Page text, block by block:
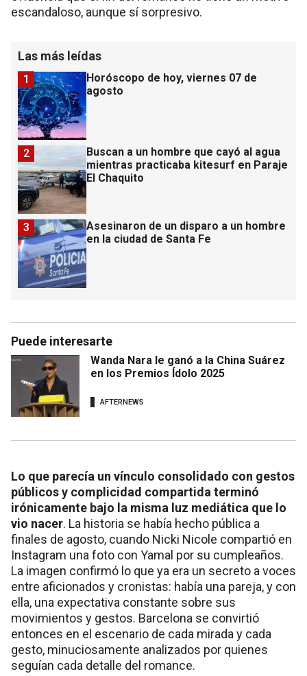
escandaloso, aunque sí sorpresivo.
Las más leídas
Horóscopo de hoy, viernes 07 de
agosto
1
Buscan a un hombre que cayó al agua
mientras practicaba kitesurf en Paraje
El Chaquito
2
Asesinaron de un disparo a un hombre
en la ciudad de Santa Fe
3
Puede interesarte
Wanda Nara le ganó a la China Suárez
en los Premios Ídolo 2025
AFTERNEWS
Lo que parecía un vínculo consolidado con gestos
públicos y complicidad compartida terminó
irónicamente bajo la misma luz mediática que lo
vio nacer. La historia se había hecho pública a
finales de agosto, cuando Nicki Nicole compartió en
Instagram una foto con Yamal por su cumpleaños.
La imagen confirmó lo que ya era un secreto a voces
entre aficionados y cronistas: había una pareja, y con
ella, una expectativa constante sobre sus
movimientos y gestos. Barcelona se convirtió
entonces en el escenario de cada mirada y cada
gesto, minuciosamente analizados por quienes
seguían cada detalle del romance.